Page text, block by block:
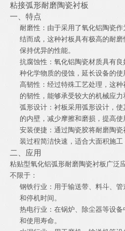
粘接弧形耐磨陶瓷衬板
一、特点
耐磨性：由于采用了氧化铝陶瓷
结而成，这种衬板具有极高的耐
保持优异的性能。
抗腐蚀性：氧化铝陶瓷材质具有
种化学物质的侵蚀，延长设备的使
高韧性：经过特殊工艺处理，这
的韧性，能够承受较大的机械应力
弧形设计：衬板采用弧形设计，
的内壁，减少摩擦和磨损，提高使
安装便捷：通过陶瓷胶将耐磨陶
装过程简洁快速，适合大面积施工
二、应用
粘贴型氧化铝弧形耐磨陶瓷衬板广泛
不限于：
钢铁行业：用于输送带、料斗、
和停机时间。
热电行业：在锅炉、除尘器等设
和使用寿命。